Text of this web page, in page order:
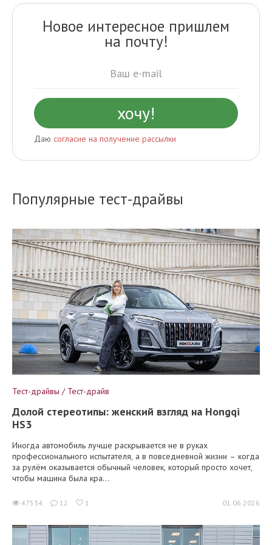
Новое интересное пришлем
на почту!
Даю согласие на получение рассылки
Популярные тест-драйвы
Тест-драйвы / Тест-драйв
Долой стереотипы: женский взгляд на Hongqi
HS3
Иногда автомобиль лучше раскрывается не в руках
профессионального испытателя, а в повседневной жизни – когда
за рулём оказывается обычный человек, который просто хочет,
чтобы машина была кра...
47534 12 1 01.06.2026